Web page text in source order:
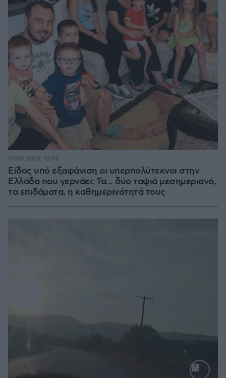
Είδος υπό εξαφάνιση οι υπερπολύτεκνοι στην
Ελλάδα που γερνάει: Τα... δύο ταψιά μεσημεριανό,
τα επιδόματα, η καθημερινότητά τους
07.08.2026, 15:59